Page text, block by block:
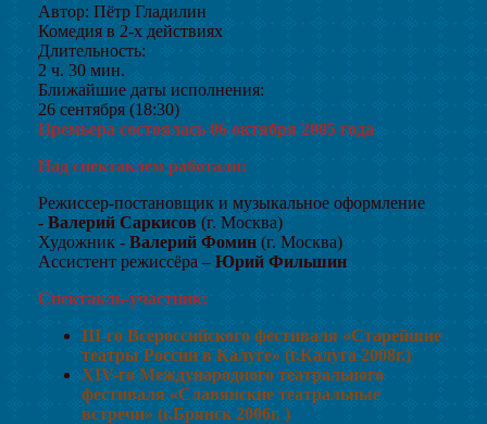
Автор: Пётр Гладилин
Комедия в 2-х действиях
Длительность:
2 ч. 30 мин.
Ближайшие даты исполнения:
26 сентября (18:30)
Премьера состоялась 06 октября 2005 года
Над спектаклем работали:
Режиссер-постановщик и музыкальное оформление
- Валерий Саркисов (г. Москва)
Художник - Валерий Фомин (г. Москва)
Ассистент режиссёра – Юрий Фильшин
Спектакль-участник:
III-го Всероссийского фестиваля «Старейшие
театры России в Калуге» (г.Калуга 2008г.)
XIV-го Международного театрального
фестиваля «Славянские театральные
встречи» (г.Брянск 2006г. )